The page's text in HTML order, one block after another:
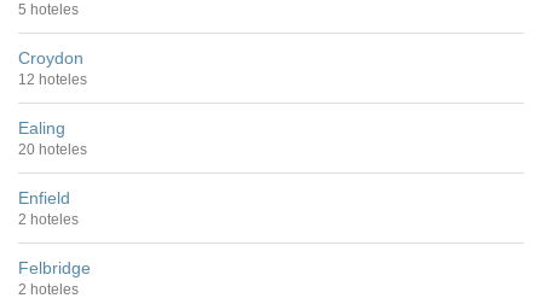
5 hoteles
Croydon
12 hoteles
Ealing
20 hoteles
Enfield
2 hoteles
Felbridge
2 hoteles